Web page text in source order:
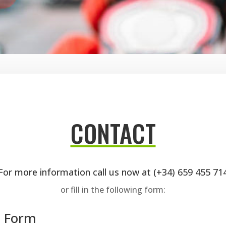
CONTACT
more information call us now at (+34) 659 455
or fill in the following form: